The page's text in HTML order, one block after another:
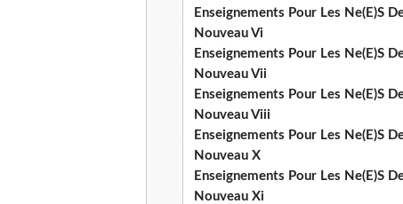
Enseignements Pour Les Ne(E)S
Nouveau Vi
Enseignements Pour Les Ne(E)S
Nouveau Vii
Enseignements Pour Les Ne(E)S
Nouveau Viii
Enseignements Pour Les Ne(E)S
Nouveau X
Enseignements Pour Les Ne(E)S
Nouveau Xi